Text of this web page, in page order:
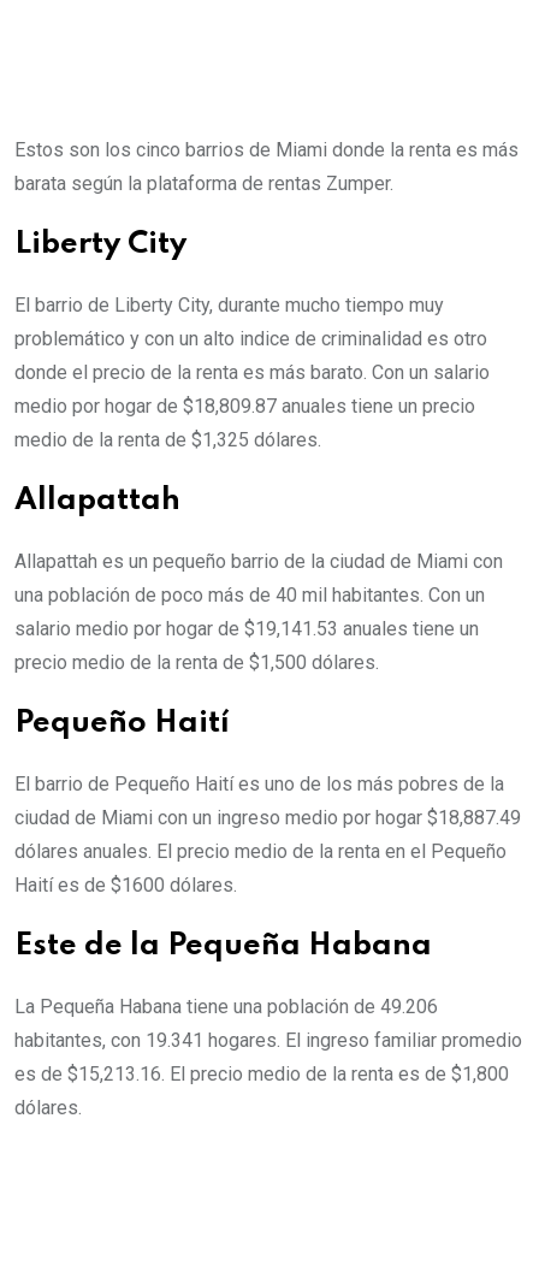
Estos son los cinco barrios de Miami donde la renta es más
barata según la plataforma de rentas Zumper.
Liberty City
El barrio de Liberty City, durante mucho tiempo muy
problemático y con un alto indice de criminalidad es otro
donde el precio de la renta es más barato. Con un salario
medio por hogar de $18,809.87 anuales tiene un precio
medio de la renta de $1,325 dólares.
Allapattah
Allapattah es un pequeño barrio de la ciudad de Miami con
una población de poco más de 40 mil habitantes. Con un
salario medio por hogar de $19,141.53 anuales tiene un
precio medio de la renta de $1,500 dólares.
Pequeño Haití
El barrio de Pequeño Haití es uno de los más pobres de la
ciudad de Miami con un ingreso medio por hogar $18,887.49
dólares anuales. El precio medio de la renta en el Pequeño
Haití es de $1600 dólares.
Este de la Pequeña Habana
La Pequeña Habana tiene una población de 49.206
habitantes, con 19.341 hogares. El ingreso familiar promedio
es de $15,213.16. El precio medio de la renta es de $1,800
dólares.